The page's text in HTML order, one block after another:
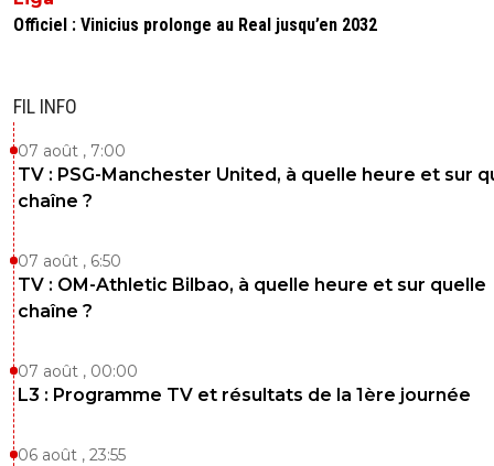
1
Vince.M
Vas y fais un screen et ressort le dans 1 an qu’on
Officiel : Vinicius prolonge au Real jusqu’en 2032
FIL INFO
07 août , 7:00
TV : PSG-Manchester United, à quelle heure et sur
chaîne ?
07 août , 6:50
TV : OM-Athletic Bilbao, à quelle heure et sur quelle
chaîne ?
07 août , 00:00
L3 : Programme TV et résultats de la 1ère journée
06 août , 23:55